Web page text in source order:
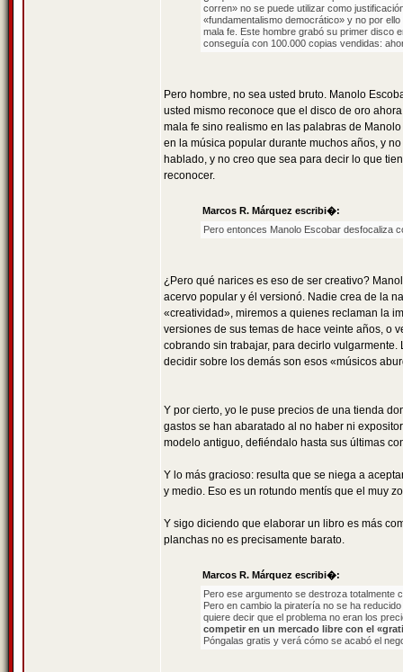
corren» no se puede utilizar como
«fundamentalismo democrático» y no por
mala fe. Este hombre grabó su primer disco
conseguía con 100.000 copias vendidas:
Pero hombre, no sea usted bruto. Manolo
usted mismo reconoce que el disco de oro
mala fe sino realismo en las palabras de
en la música popular durante muchos años, y
hablado, y no creo que sea para decir lo que
reconocer.
Marcos R. Márquez escribi�:
Pero entonces Manolo Escobar desfocaliza
¿Pero qué narices es eso de ser creativo?
acervo popular y él versionó. Nadie crea de la
«creatividad», miremos a quienes reclaman la
versiones de sus temas de hace veinte años, o
cobrando sin trabajar, para decirlo
decidir sobre los demás son esos «músicos
Y por cierto, yo le puse precios de una tienda
gastos se han abaratado al no haber ni
modelo antiguo, defiéndalo hasta sus últimas
Y lo más gracioso: resulta que se niega a
y medio. Eso es un rotundo mentís que el muy
Y sigo diciendo que elaborar un libro es más
planchas no es precisamente barato.
Marcos R. Márquez escribi�:
Pero ese argumento se destroza totalmente
Pero en cambio la piratería no se ha
quiere decir que el problema no eran los
competir en un mercado libre con el
Póngalas gratis y verá cómo se acabó el